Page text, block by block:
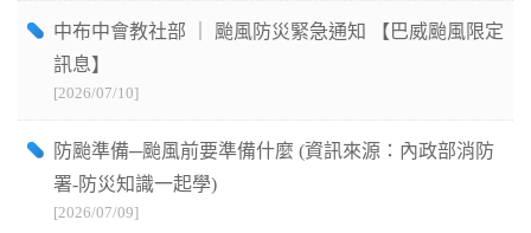
中布中會教社部 ｜ 颱風防災緊急通知 ​【巴威颱風限定
訊息】
[2026/07/10]
防颱準備─颱風前要準備什麼 (資訊來源：內政部消防
署-防災知識一起學)
[2026/07/09]